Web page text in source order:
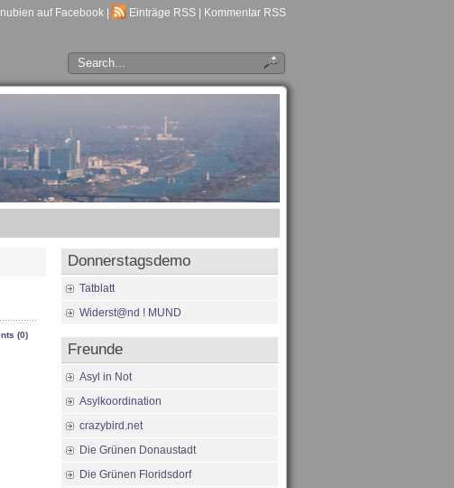
auf Facebook Einträge RSS Kommentar RSS
(0)
Donnerstagsdemo
Tatblatt
Widerst@nd ! MUND
Freunde
Asyl in Not
Asylkoordination
crazybird.net
Die Grünen Donaustadt
Die Grünen Floridsdorf